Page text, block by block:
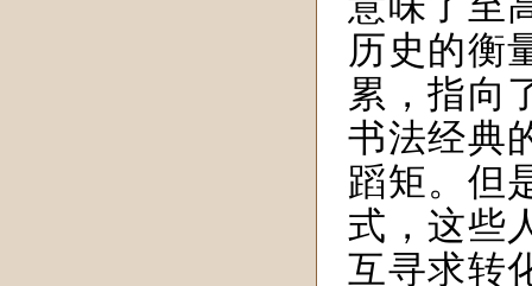
历史的衡
累，指向
书法经典
蹈矩。但
式，这些
互寻求转